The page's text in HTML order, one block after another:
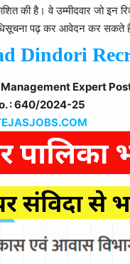
की है। वे उम्मीदवार जो इन
पढ़ कर आवेदन कर सकते
Dindori
Expert
: 640/2024-25